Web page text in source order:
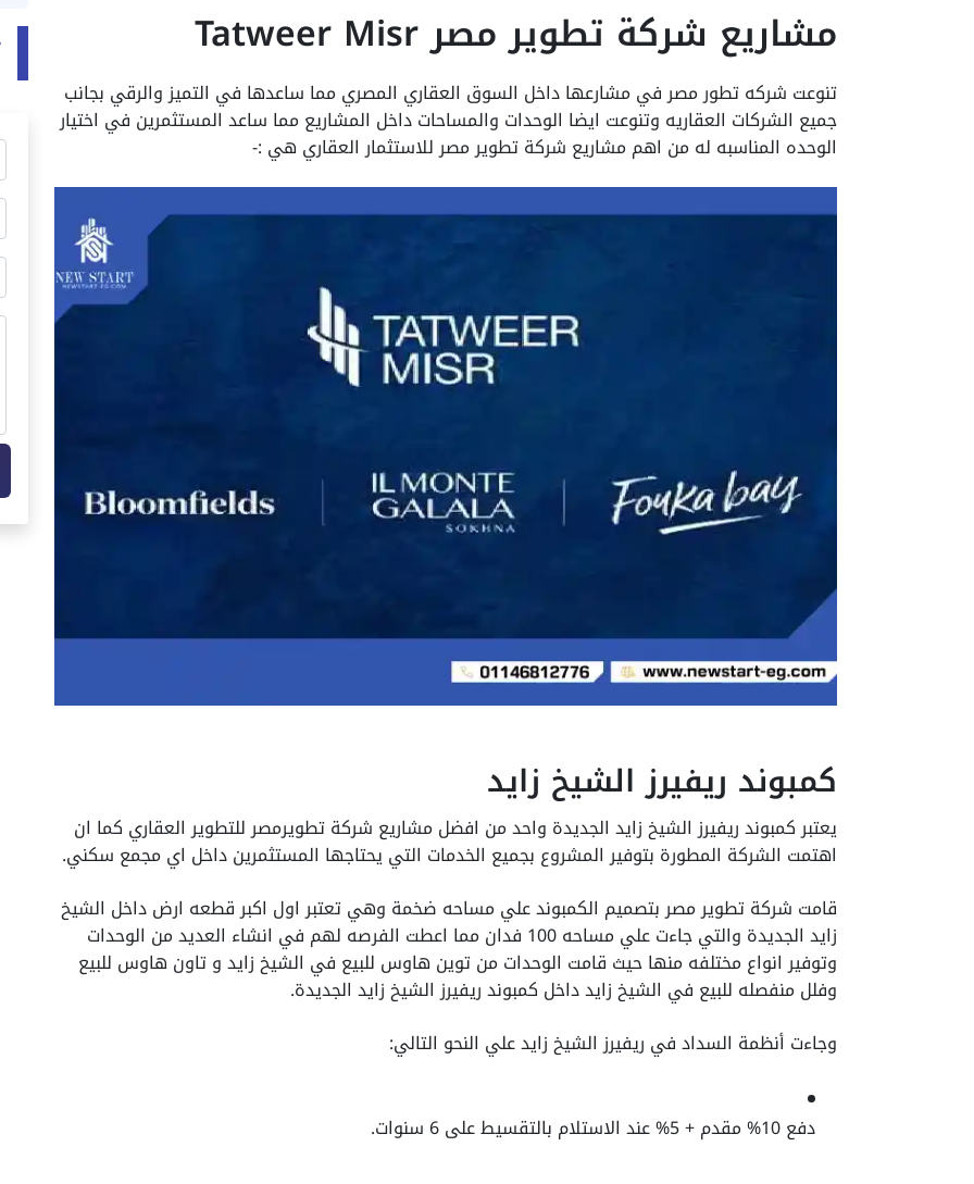
مشاريع شركة تطوير مصر Tatweer Misr
تنوعت شركه تطور مصر في مشارعها داخل السوق العقاري المصري مما ساعدها في التميز والرقي بجانب
جميع الشركات العقاريه وتنوعت ايضا الوحدات والمساحات داخل المشاريع مما ساعد المستثمرين في اختيار
الوحده المناسبه له من اهم مشاريع شركة تطوير مصر للاستثمار العقاري هي :-
كمبوند ريفيرز الشيخ زايد
يعتبر كمبوند ريفيرز الشيخ زايد الجديدة واحد من افضل مشاريع شركة تطويرمصر للتطوير العقاري كما ان
اهتمت الشركة المطورة بتوفير المشروع بجميع الخدمات التي يحتاجها المستثمرين داخل اي مجمع سكني.
قامت شركة تطوير مصر بتصميم الكمبوند علي مساحه ضخمة وهي تعتبر اول اكبر قطعه ارض داخل الشيخ
زايد الجديدة والتي جاءت علي مساحه 100 فدان مما اعطت الفرصه لهم في انشاء العديد من الوحدات
وتوفير انواع مختلفه منها حيث قامت الوحدات من توين هاوس للبيع في الشيخ زايد و تاون هاوس للبيع
وفلل منفصله للبيع في الشيخ زايد داخل كمبوند ريفيرز الشيخ زايد الجديدة.
وجاءت أنظمة السداد في ريفيرز الشيخ زايد علي النحو التالي:
دفع 10% مقدم + 5% عند الاستلام بالتقسيط على 6 سنوات.